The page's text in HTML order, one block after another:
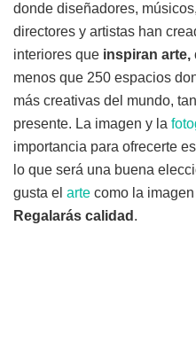
donde diseñadores,
directores y artistas han
interiores que inspiran arte,
menos que 250 espacios
más creativas del mundo,
presente. La imagen y la
importancia para ofrecerte
lo que será una buena
gusta el arte como la
Regalarás calidad .